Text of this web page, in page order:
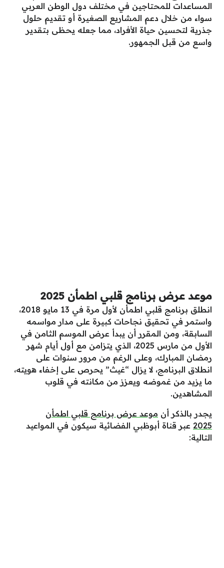
المساعدات للمحتاجين في مختلف دول الوطن العربي
سواء من خلال دعم المشاريع الصغيرة أو تقديم حلول
جذرية لتحسين حياة الأفراد، مما جعله يحظى بتقدير
واسع من قبل الجمهور.
موعد عرض برنامج قلبي اطمأن 2025
انطلق برنامج قلبي اطمأن لأول مرة في 13 مايو 2018،
واستمر في تحقيق نجاحات كبيرة على مدار مواسمه
السابقة، ومن المقرر أن يبدأ عرض الموسم الثامن في
الأول من مارس 2025، الذي يتزامن مع أول أيام شهر
رمضان المبارك، وعلى الرغم من مرور سنوات على
انطلاق البرنامج، لا يزال “غيث” يحرص على إخفاء هويته،
ما يزيد من غموضه ويعزز من مكانته في قلوب
المشاهدين.
يجدر بالذكر أن موعد عرض برنامج قلبي اطمأن
2025 عبر قناة أبوظبي الفضائية سيكون في المواعيد
التالية: